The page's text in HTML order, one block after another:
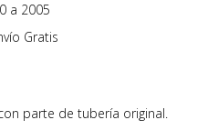
a 2005
Gratis
parte de tubería original.